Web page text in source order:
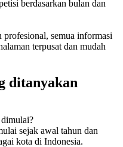
berdasarkan bulan dan
semua informasi
terpusat dan mudah
ditanyakan
sejak awal tahun dan
kota di Indonesia.